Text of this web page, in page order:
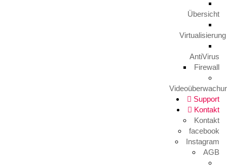
Übersicht
Virtualisierung
AntiVirus
Firewall
Support
Kontakt
Kontakt
facebook
Instagram
AGB